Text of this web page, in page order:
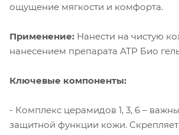
ощущение мягкости и комфорта.
Применение: Нанести на чистую
нанесением препарата АТР Био
Ключевые компоненты:
- Комплекс церамидов 1, 3, 6 –
защитной функции кожи.